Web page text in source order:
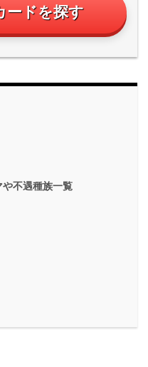
ードを探す
不遇種族一覧